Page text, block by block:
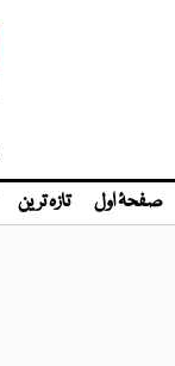
صفحۂ اول تازہ ترین